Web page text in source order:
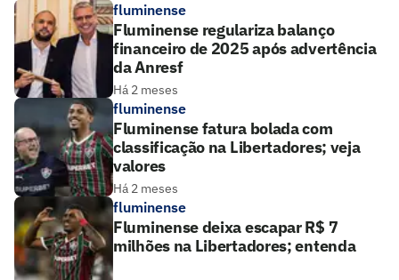
fluminense
Fluminense regulariza balanço
financeiro de 2025 após advertência
da Anresf
Há 2 meses
fluminense
Fluminense fatura bolada com
classificação na Libertadores; veja
valores
Há 2 meses
fluminense
Fluminense deixa escapar R$ 7
milhões na Libertadores; entenda